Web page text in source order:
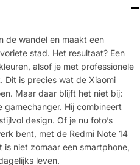
de wandel en maakt een
stad. Het resultaat? Een
alsof je met professionele
Dit is precies wat de Xiaomi
Maar daar blijft het niet bij:
Hij combineert
design. Of je nu foto’s
bent, met de Redmi Note 14
niet zomaar een smartphone,
leven.